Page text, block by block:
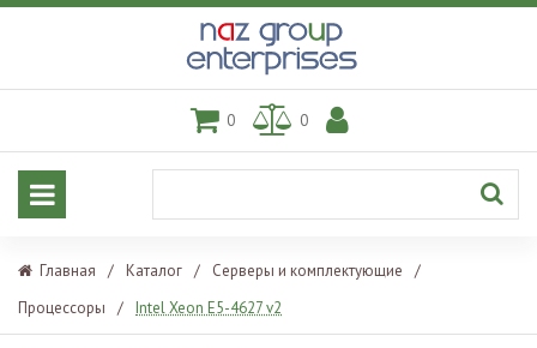
0 0
Главная / Каталог / Серверы и комплектующие
/
Процессоры
/ Intel Xeon E5-4627 v2